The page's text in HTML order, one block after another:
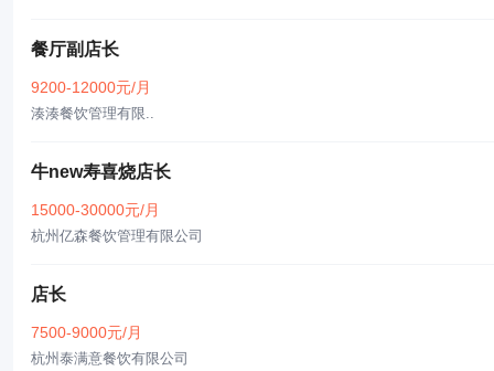
餐厅副店长
9200-12000元/月
湊湊餐饮管理有限..
牛new寿喜烧店长
15000-30000元/月
杭州亿森餐饮管理有限公司
店长
7500-9000元/月
杭州泰满意餐饮有限公司